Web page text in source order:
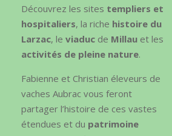
Découvrez les sites templiers et
hospitaliers, la riche histoire du
Larzac, le viaducde Millauet les
activités de pleine nature.
Fabienne et Christian éleveurs de
vaches Aubrac vous feront
partager l’histoire de ces vastes
étendues et du patrimoine